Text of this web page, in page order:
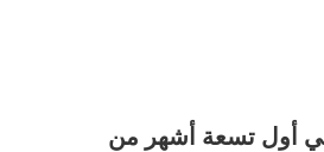
في أول تسعة أشهر من